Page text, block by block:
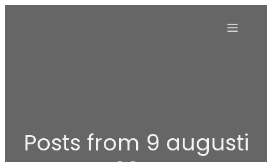
Posts from 9 augusti